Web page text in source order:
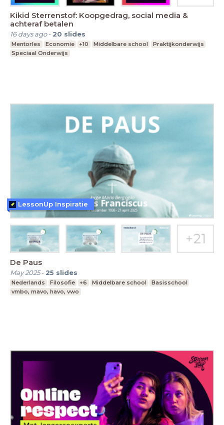
Kikid Sterrenstof: Koopgedrag, social media &
achteraf betalen
16 days ago- 20 slides
Mentorles Economie +10 Middelbare school
Praktijkonderwijs
Speciaal Onderwijs
De Paus
May 2025- 25 slides
Nederlands Filosofie +6 Middelbare school
Basisschool
vmbo, mavo, havo, vwo
LessonUp Inspiratie